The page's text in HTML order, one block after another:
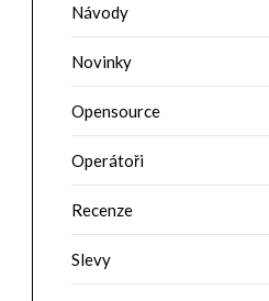
Návody
Novinky
Opensource
Operátoři
Recenze
Slevy